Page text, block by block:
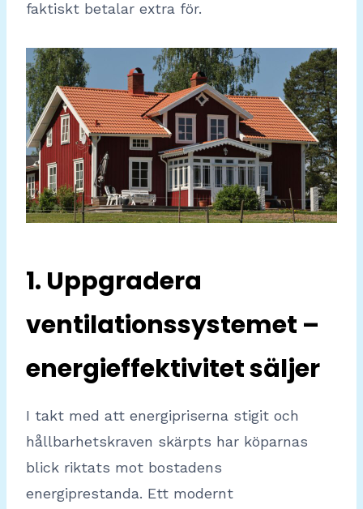
faktiskt betalar extra för.
1. Uppgradera
ventilationssystemet –
energieffektivitet säljer
I takt med att energipriserna stigit och
hållbarhetskraven skärpts har köparnas
blick riktats mot bostadens
energiprestanda. Ett modernt